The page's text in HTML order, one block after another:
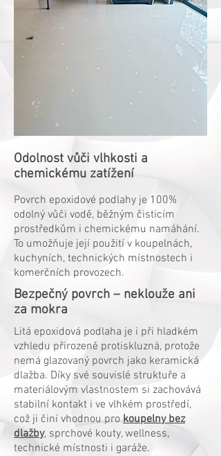
Odolnost vůči vlhkosti a
chemickému zatížení
Povrch epoxidové podlahy je 100%
odolný vůči vodě, běžným čisticím
prostředkům i chemickému namáhání.
To umožňuje její použití v koupelnách,
kuchyních, technických místnostech i
komerčních provozech.
Bezpečný povrch – neklouže ani
za mokra
Litá epoxidová podlaha je i při hladkém
vzhledu přirozeně protiskluzná, protože
nemá glazovaný povrch jako keramická
dlažba. Díky své souvislé struktuře a
materiálovým vlastnostem si zachovává
stabilní kontakt i ve vlhkém prostředí,
což ji činí vhodnou prokoupelny bez
dlažby, sprchové kouty, wellness,
technické místnosti i garáže.